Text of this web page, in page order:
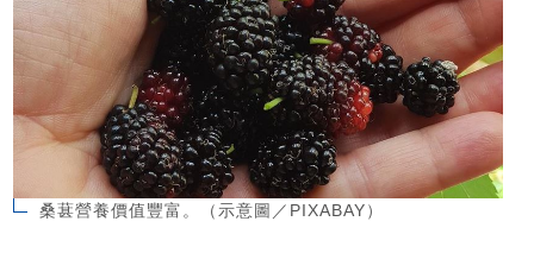
桑葚營養價值豐富。（示意圖／PIXABAY）